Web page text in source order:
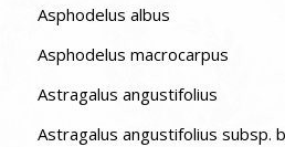
Asphodelus albus
Asphodelus macrocarpus
Astragalus angustifolius
Astragalus angustifolius subsp.